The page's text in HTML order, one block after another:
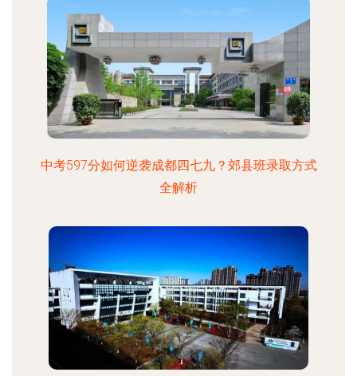
中考597分如何逆袭成都四七九？郊县班录取方式
全解析